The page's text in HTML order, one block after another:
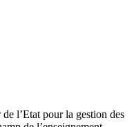
l’Etat pour la gestion des